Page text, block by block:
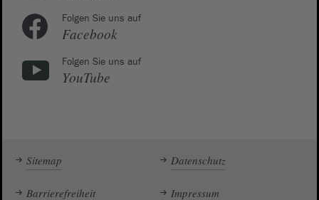
Folgen Sie uns auf
Facebook
Folgen Sie uns auf
YouTube
Sitemap Datenschutz
Barrierefreiheit Impressum